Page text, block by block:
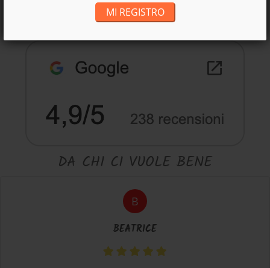
MI REGISTRO
DA CHI CI VUOLE BENE
B
BEATRICE